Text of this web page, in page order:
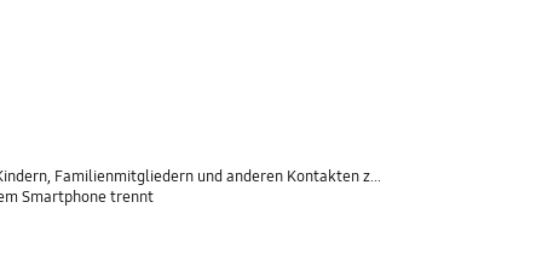
Familienmitgliedern und anderen Kontakten zu teilen
Smartphone trennt